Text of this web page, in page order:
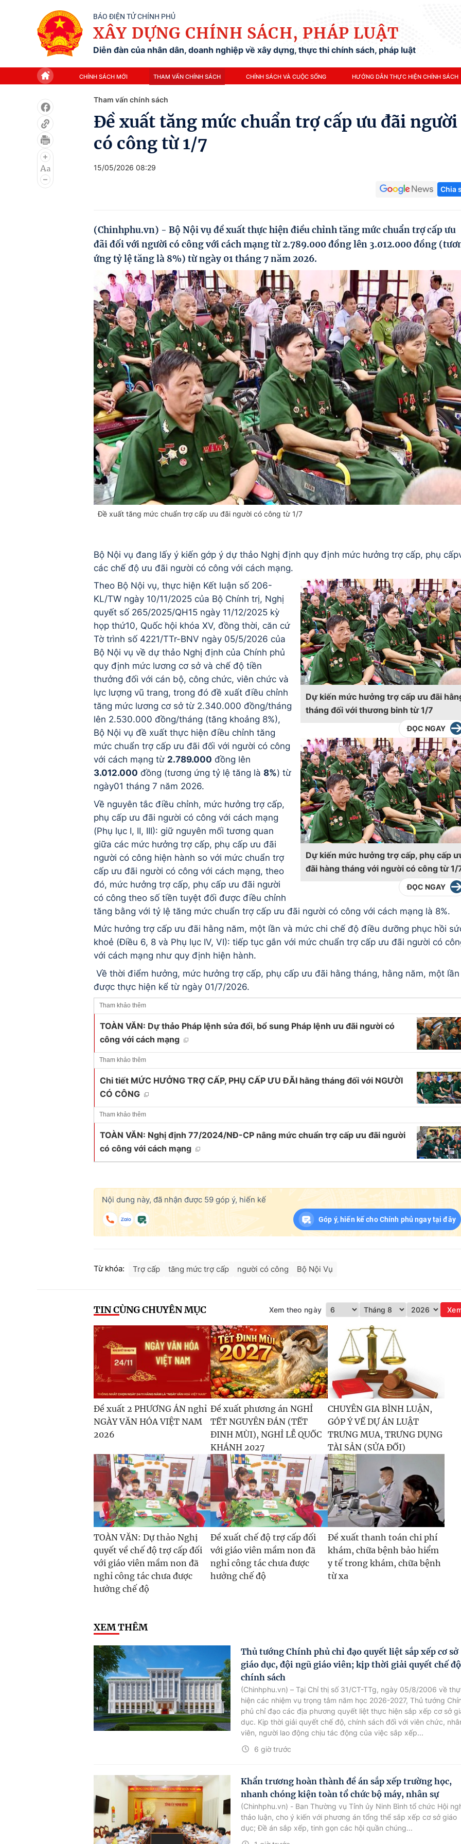
BÁO ĐIỆN TỬ CHÍNH PHỦ
XÂY DỰNG CHÍNH SÁCH, PHÁP LUẬT
Diễn đàn của nhân dân, doanh nghiệp về xây dựng, thực thi chính sách, pháp luật
CHÍNH SÁCH MỚI THAM VẤN CHÍNH SÁCH CHÍNH SÁCH VÀ CUỘC SỐNG HƯỚNG DẪN THỰC HIỆN CHÍNH SÁCH
Tham vấn chính sách
Đề xuất tăng mức chuẩn trợ cấp ưu đãi người
có công từ 1/7
15/05/2026 08:29
Chia
(Chinhphu.vn) - Bộ Nội vụ đề xuất thực hiện điều chỉnh tăng mức chuẩn trợ cấp ưu
đãi đối với người có công với cách mạng từ 2.789.000 đồng lên 3.012.000 đồng
ứng tỷ lệ tăng là 8%) từ ngày 01 tháng 7 năm 2026.
Đề xuất tăng mức chuẩn trợ cấp ưu đãi người có công từ 1/7
Bộ Nội vụ đang lấy ý kiến gớp ý dự thảo Nghị định quy định mức hưởng trợ cấp, phụ
các chế độ ưu đãi người có công với cách mạng.
Dự kiến mức hưởng trợ cấp ưu đãi
tháng đối với thương binh từ 1/7
ĐỌC NGAY
Dự kiến mức hưởng trợ cấp, phụ cấp
đãi hàng tháng với người có công từ 1/
ĐỌC NGAY
Theo Bộ Nội vụ, thực hiện Kết luận số 206-
KL/TW ngày 10/11/2025 của Bộ Chính trị, Nghị
quyết số 265/2025/QH15 ngày 11/12/2025 kỳ
họp thứ10, Quốc hội khóa XV, đồng thời, căn cứ
Tờ trình số 4221/TTr-BNV ngày 05/5/2026 của
Bộ Nội vụ về dự thảo Nghị định của Chính phủ
quy định mức lương cơ sở và chế độ tiền
thưởng đối với cán bộ, công chức, viên chức và
lực lượng vũ trang, trong đó đề xuất điều chỉnh
tăng mức lương cơ sở từ 2.340.000 đồng/tháng
lên 2.530.000 đồng/tháng (tăng khoảng 8%),
Bộ Nội vụ đề xuất thực hiện điều chỉnh tăng
mức chuẩn trợ cấp ưu đãi đối với người có công
với cách mạng từ 2.789.000 đồng lên
3.012.000 đồng (tương ứng tỷ lệ tăng là 8%) từ
ngày01 tháng 7 năm 2026.
Về nguyên tắc điều chỉnh, mức hưởng trợ cấp,
phụ cấp ưu đãi người có công với cách mạng
(Phụ lục I, II, III): giữ nguyên mối tương quan
giữa các mức hưởng trợ cấp, phụ cấp ưu đãi
người có công hiện hành so với mức chuẩn trợ
cấp ưu đãi người có công với cách mạng, theo
đó, mức hưởng trợ cấp, phụ cấp ưu đãi người
có công theo số tiền tuyệt đối được điều chỉnh
tăng bằng với tỷ lệ tăng mức chuẩn trợ cấp ưu đãi người có công với cách mạng là 8%.
Mức hưởng trợ cấp ưu đãi hằng năm, một lần và mức chi chế độ điều dưỡng phục hồi
khoẻ (Điều 6, 8 và Phụ lục IV, VI): tiếp tục gắn với mức chuẩn trợ cấp ưu đãi người có
với cách mạng như quy định hiện hành.
Về thời điểm hưởng, mức hưởng trợ cấp, phụ cấp ưu đãi hằng tháng, hằng năm, một lần
được thực hiện kể từ ngày 01/7/2026.
Tham khảo thêm
TOÀN VĂN: Dự thảo Pháp lệnh sửa đổi, bổ sung Pháp lệnh ưu đãi người có
công với cách mạng
Tham khảo thêm
Chi tiết MỨC HƯỞNG TRỢ CẤP, PHỤ CẤP ƯU ĐÃI hằng tháng đối với NGƯỜI
CÓ CÔNG
Tham khảo thêm
TOÀN VĂN: Nghị định 77/2024/NĐ-CP nâng mức chuẩn trợ cấp ưu đãi người
có công với cách mạng
Nội dung này, đã nhận được 59 góp ý, hiến kế
Góp ý, hiến kế cho Chính phủ ngay tại đây
Từ khóa: Trợ cấp tăng mức trợ cấp người có công Bộ Nội Vụ
TIN CÙNG CHUYÊN MỤC Xem theo ngày
Đề xuất 2 PHƯƠNG ÁN nghỉ
NGÀY VĂN HÓA VIỆT NAM
2026
Đề xuất phương án NGHỈ
TẾT NGUYÊN ĐÁN (TẾT
ĐINH MÙI), NGHỈ LỄ QUỐC
KHÁNH 2027
CHUYÊN GIA BÌNH LUẬN,
GÓP Ý VỀ DỰ ÁN LUẬT
TRƯNG MUA, TRƯNG DỤNG
TÀI SẢN (SỬA ĐỔI)
TOÀN VĂN: Dự thảo Nghị
quyết về chế độ trợ cấp đối
với giáo viên mầm non đã
nghỉ công tác chưa được
hưởng chế độ
Đề xuất chế độ trợ cấp đối
với giáo viên mầm non đã
nghỉ công tác chưa được
hưởng chế độ
Đề xuất thanh toán chi phí
khám, chữa bệnh bảo hiểm
y tế trong khám, chữa bệnh
từ xa
XEM THÊM
Thủ tướng Chính phủ chỉ đạo quyết liệt sắp xếp cơ sở
giáo dục, đội ngũ giáo viên; kịp thời giải quyết chế
chính sách
6 giờ trước
(Chinhphu.vn) – Tại Chỉ thị số 31/CT-TTg, ngày 05/8/2006 về
hiện các nhiệm vụ trọng tâm năm học 2026-2027, Thủ tướng
phủ chỉ đạo các địa phương quyết liệt thực hiện sắp xếp cơ sở
dục. Kịp thời giải quyết chế độ, chính sách đối với viên chức,
viên, người lao động chịu tác động của việc sắp xếp...
Khẩn trương hoàn thành đề án sắp xếp trường học,
nhanh chóng kiện toàn tổ chức bộ máy, nhân sự
(Chinhphu.vn) - Ban Thường vụ Tỉnh ủy Ninh Bình tổ chức Hội
thảo luận, cho ý kiến với phương án tổng thể sắp xếp cơ sở giáo
dục; Đề án sắp xếp, tinh gọn các hội quần chúng...